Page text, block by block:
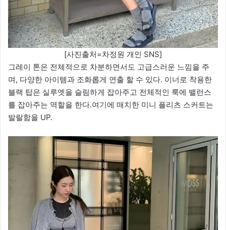
[사진출처=차정원 개인 SNS]
그레이 톤은 전체적으로 차분하면서도 고급스러운 느낌을 주
며, 다양한 아이템과 조화롭게 연출 할 수 있다. 이너로 착용한
블랙 탑은 실루엣을 슬림하게 잡아주고 전체적인 룩에 밸런스
를 잡아주는 역할을 한다.여기에 매치한 미니 플리츠 스커트는
발랄함을 UP.